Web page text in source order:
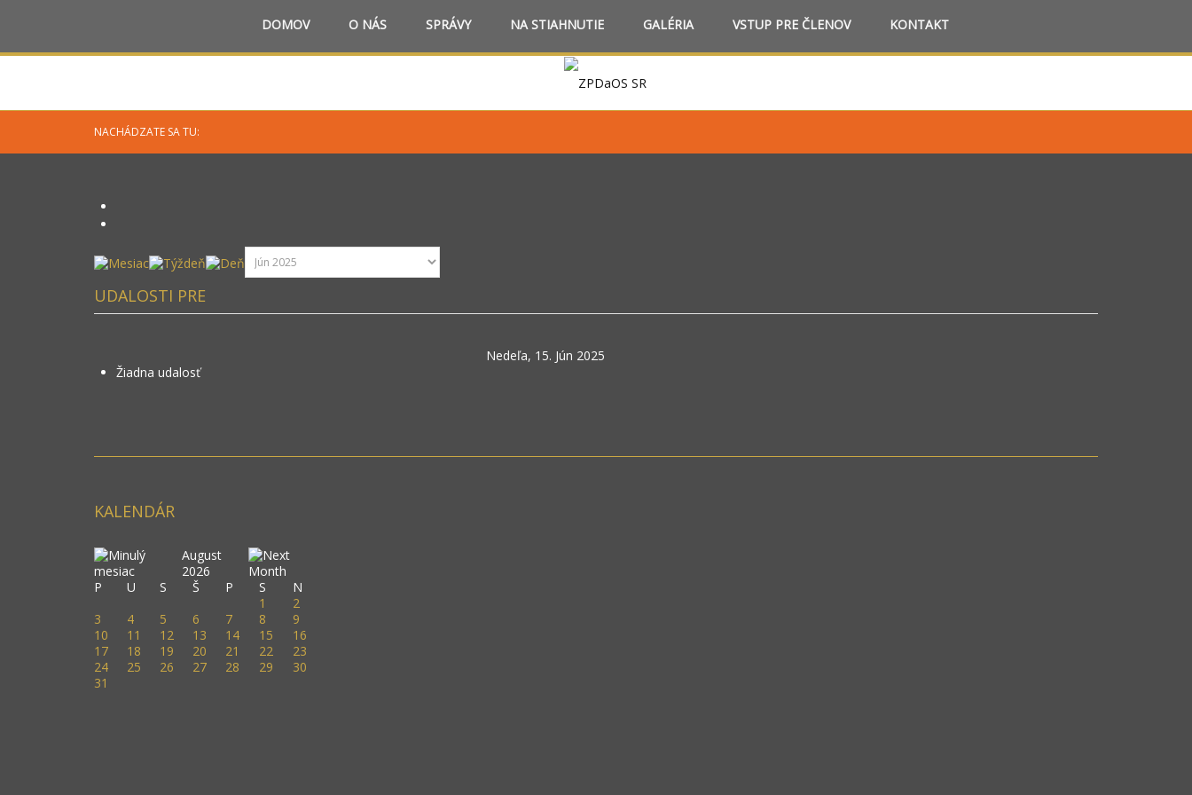
DOMOV O NÁS SPRÁVY NA STIAHNUTIE GALÉRIA VSTUP PRE ČLENOV KONTAKT
NACHÁDZATE SA TU:
UDALOSTI PRE
Nedeľa, 15. Jún 2025
Žiadna udalosť
KALENDÁR
August
2026
P
U S Š P S
N
1
2
3
4 5 6 7 8
9
10
11 12 13 14 15
16
17
18 19 20 21 22
23
24
25 26 27 28 29
30
31